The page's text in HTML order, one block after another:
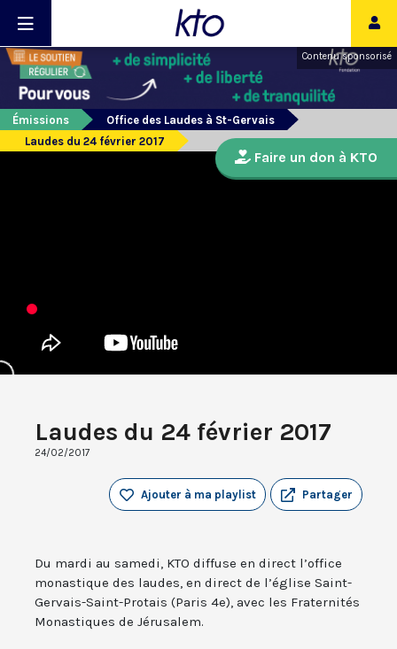
Contenu sponsorisé
Émissions
Office des Laudes à St-Gervais
Laudes du 24 février 2017
Laudes du 24 février 2017
24/02/2017
Partager
Ajouter à ma playlist
Du mardi au samedi, KTO diffuse en direct l’office
monastique des laudes, en direct de l’église Saint-
Gervais-Saint-Protais (Paris 4e), avec les Fraternités
Monastiques de Jérusalem.
Faire un don à KTO